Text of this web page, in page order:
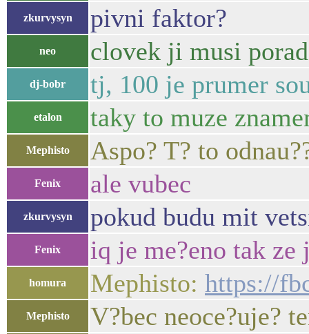
zkurvysyn pivni faktor?
neo clovek ji musi
dj-bobr tj, 100 je prumer
etalon taky to muze
Mephisto Aspo? T? to
Fenix ale vubec
zkurvysyn pokud budu mit
Fenix iq je me?eno tak ze
homura Mephisto: https://
Mephisto V?bec neoce?uje?